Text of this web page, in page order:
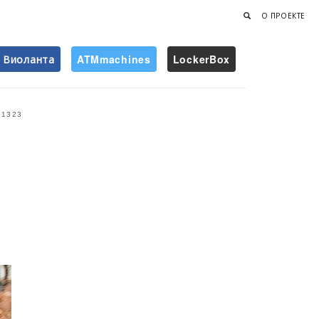
О ПРОЕКТЕ
Виоланта ATMmachines LockerBox
1323